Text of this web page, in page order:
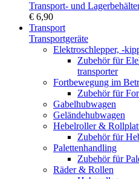
Transport- und
€ 6,90
Transport
Transportgeräte
Elektroschlepper, -
Zubehör für
transporter
Fortbewegung im
Zubehör für
Gabelhubwagen
Geländehubwagen
Hebelroller &
Zubehör für
Palettenhandling
Zubehör für
Räder & Rollen